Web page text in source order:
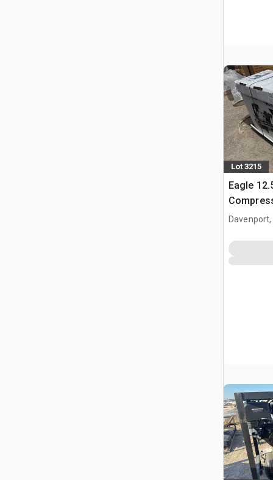
Lot 3215
Eagle
Davenport,